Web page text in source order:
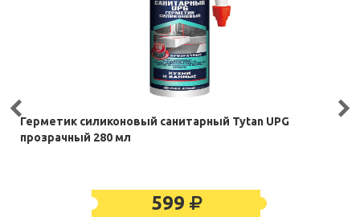
Герметик силиконовый санитарный Tytan UPG
прозрачный 280 мл
599